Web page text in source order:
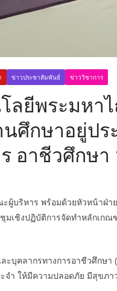
ข่าวประชาสัมพันธ์ ข่าววิชาการ
ลยีพระมหา
ศึกษาอยู่ป
อาชีวศึกษา
ผู้บริหาร พร้อมด้วยหัวหน้าฝ่า
มเชิงปฏิบัติการจัดทำหลักเก
บุคลากรทางการอาชีวศึกษ
ำ ให้มีความปลอดภัย มีสุขภา